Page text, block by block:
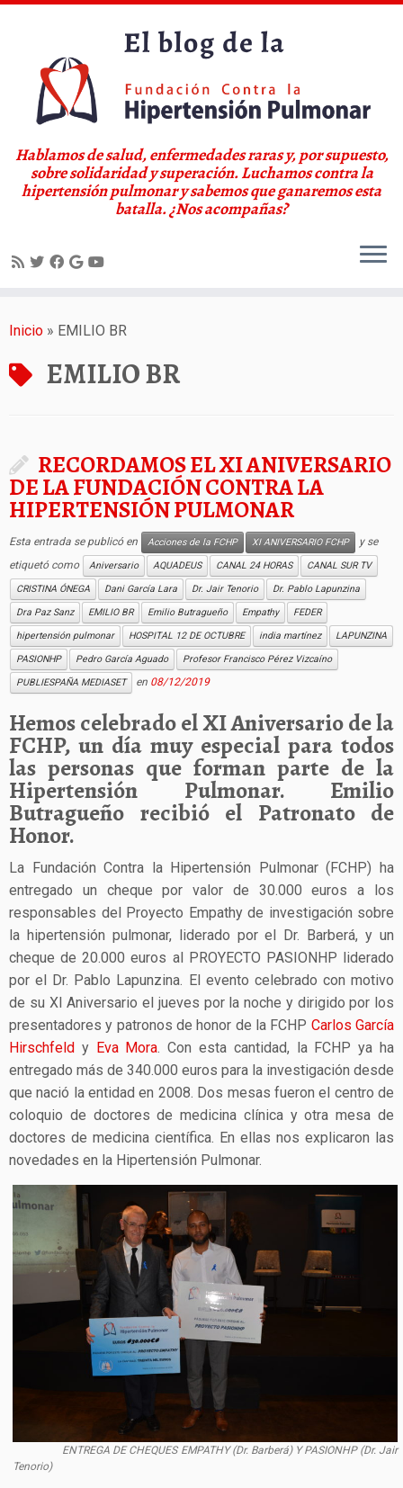
Hablamos de salud, enfermedades raras y, por supuesto,
sobre solidaridad y superación. Luchamos contra la
hipertensión pulmonar y sabemos que ganaremos esta
batalla. ¿Nos acompañas?
Inicio » EMILIO BR
EMILIO BR
RECORDAMOS EL XI ANIVERSARIO
DE LA FUNDACIÓN CONTRA LA
HIPERTENSIÓN PULMONAR
Esta entrada se publicó en Acciones de la FCHP XI ANIVERSARIO FCHP
y se
etiquetó como
Aniversario AQUADEUS CANAL 24 HORAS
CANAL SUR TV
CRISTINA ÓNEGA
Dani García Lara Dr. Jair Tenorio
Dr. Pablo Lapunzina
Dra Paz Sanz
EMILIO BR Emilio Butragueño Empathy
FEDER
hipertensión pulmonar
HOSPITAL 12 DE OCTUBRE india martínez
LAPUNZINA
PASIONHP
Pedro García Aguado
Profesor Francisco Pérez Vizcaíno
PUBLIESPAÑA MEDIASET
en 08/12/2019
Hemos celebrado el XI Aniversario de la
FCHP, un día muy especial para todos
las personas que forman parte de la
Hipertensión Pulmonar. Emilio
Butragueño recibió el Patronato de
Honor.
La Fundación Contra la Hipertensión Pulmonar (FCHP) ha
entregado un cheque por valor de 30.000 euros a los
responsables del Proyecto Empathy de investigación sobre
la hipertensión pulmonar, liderado por el Dr. Barberá, y un
cheque de 20.000 euros al PROYECTO PASIONHP liderado
por el Dr. Pablo Lapunzina. El evento celebrado con motivo
de su XI Aniversario el jueves por la noche y dirigido por los
presentadores y patronos de honor de la FCHP Carlos García
Hirschfeld y Eva Mora. Con esta cantidad, la FCHP ya ha
entregado más de 340.000 euros para la investigación desde
que nació la entidad en 2008. Dos mesas fueron el centro de
coloquio de doctores de medicina clínica y otra mesa de
doctores de medicina científica. En ellas nos explicaron las
novedades en la Hipertensión Pulmonar.
ENTREGA DE CHEQUES EMPATHY (Dr. Barberá) Y PASIONHP (Dr. Jair
Tenorio)